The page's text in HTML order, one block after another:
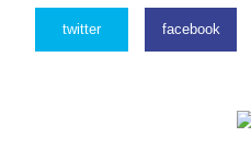
twitter facebook